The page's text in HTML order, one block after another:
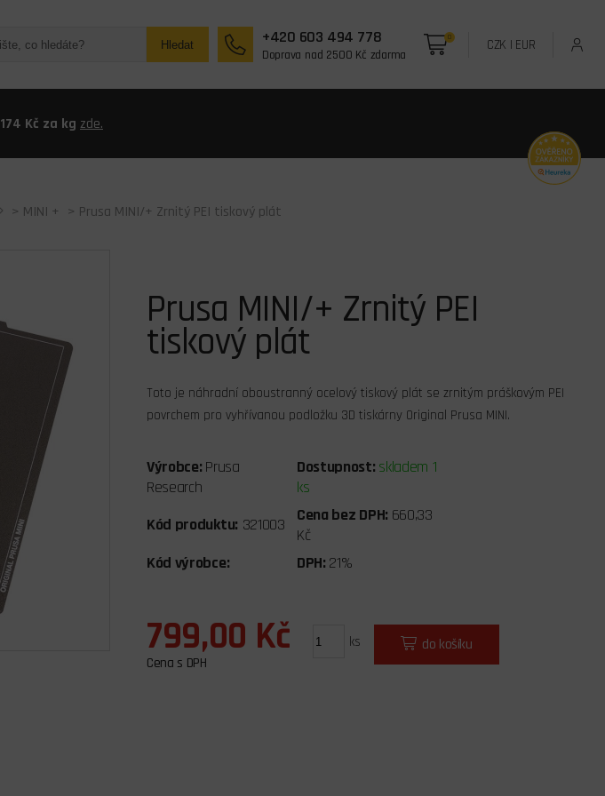
Hledat +420 603 494 778
Doprava nad 2500 Kč zdarma
0 CZK | EUR
174 Kč za kg zde.
> MINI + > Prusa MINI/+ Zrnitý PEI tiskový plát
Prusa MINI/+ Zrnitý PEI
tiskový plát
Toto je náhradní oboustranný ocelový tiskový plát se zrnitým práškovým PEI
povrchem pro vyhřívanou podložku 3D tiskárny Original Prusa MINI.
Výrobce: Prusa
Research
Dostupnost: skladem 1
ks
Kód produktu: 321003 Cena bez DPH: 660,33
Kč
Kód výrobce:
DPH: 21%
799,00 Kč
Cena s DPH
ks do košíku